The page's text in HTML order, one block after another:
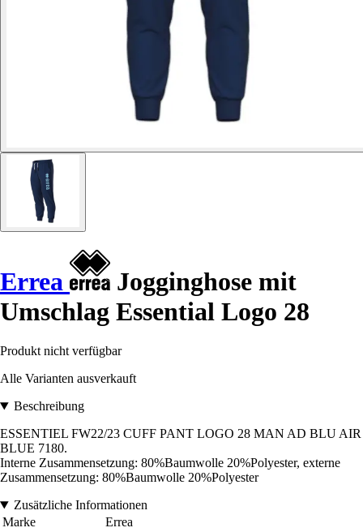
Errea
Jogginghose mit
Umschlag Essential Logo 28
Produkt nicht verfügbar
Alle Varianten ausverkauft
Beschreibung
ESSENTIEL FW22/23 CUFF PANT LOGO 28 MAN AD BLU AIR
BLUE 7180.
Interne Zusammensetzung: 80%Baumwolle 20%Polyester, externe
Zusammensetzung: 80%Baumwolle 20%Polyester
Zusätzliche Informationen
Marke
Errea